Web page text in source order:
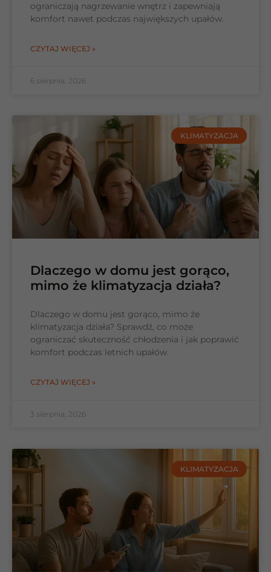
ograniczają nagrzewanie wnętrz i zapewniają
komfort nawet podczas największych upałów.
CZYTAJ WIĘCEJ »
6 sierpnia, 2026
KLIMATYZACJA
Dlaczego w domu jest gorąco,
mimo że klimatyzacja działa?
Dlaczego w domu jest gorąco, mimo że
klimatyzacja działa? Sprawdź, co może
ograniczać skuteczność chłodzenia i jak poprawić
komfort podczas letnich upałów.
CZYTAJ WIĘCEJ »
3 sierpnia, 2026
KLIMATYZACJA